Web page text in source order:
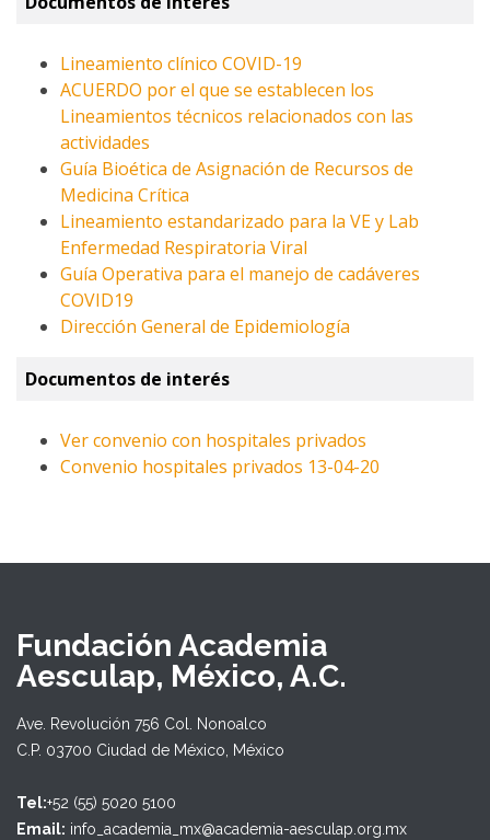
Lineamiento clínico COVID-19
ACUERDO por el que se establecen los
Lineamientos técnicos relacionados con las
actividades
Guía Bioética de Asignación de Recursos de
Medicina Crítica
Lineamiento estandarizado para la VE y Lab
Enfermedad Respiratoria Viral
Guía Operativa para el manejo de cadáveres
COVID19
Dirección General de Epidemiología
Documentos de interés
Ver convenio con hospitales privados
Convenio hospitales privados 13-04-20
Fundación Academia
Aesculap, México, A.C.
Ave. Revolución 756 Col. Nonoalco
C.P. 03700 Ciudad de México, México
Tel:+52 (55) 5020 5100
Email: info_academia_mx@academia-aesculap.org.mx